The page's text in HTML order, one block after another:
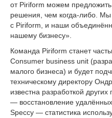
от Piriform можем
решения, чем когда-либо. Мы
с Piriform, и наши
нашему бизнесу».
Команда Piriform станет
Consumer business unit
малого бизнеса) и будет
техническому директору
известна разработкой
— восстановление
Speccy — статистика